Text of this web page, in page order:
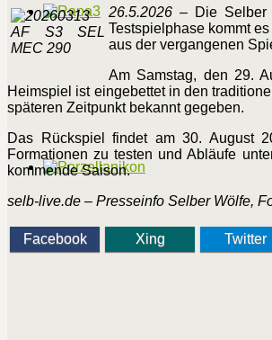
26.5.2026 – Die Selber
Testspielphase kommt
aus der vergangenen
Am Samstag, den 29.
Heimspiel ist eingebettet in den
späteren Zeitpunkt bekannt gegeben.
Das Rückspiel findet am 30. August
Formationen zu testen und Abläufe
kommende Saison.
selb-live.de – Presseinfo Selber Wölfe,
Facebook Xing Twitter